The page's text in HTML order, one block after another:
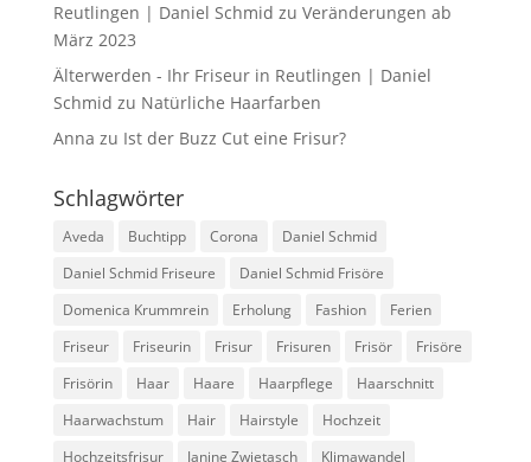
Reutlingen | Daniel Schmid zu Veränderungen ab
März 2023
Älterwerden - Ihr Friseur in Reutlingen | Daniel
Schmid zu Natürliche Haarfarben
Anna zu Ist der Buzz Cut eine Frisur?
Schlagwörter
Aveda Buchtipp Corona
Daniel Schmid
Daniel Schmid Friseure
Daniel Schmid Frisöre
Domenica Krummrein
Erholung Fashion
Ferien
Friseur
Friseurin Frisur Frisuren Frisör
Frisöre
Frisörin
Haar Haare Haarpflege
Haarschnitt
Haarwachstum
Hair Hairstyle
Hochzeit
Hochzeitsfrisur
Janine Zwietasch
Klimawandel